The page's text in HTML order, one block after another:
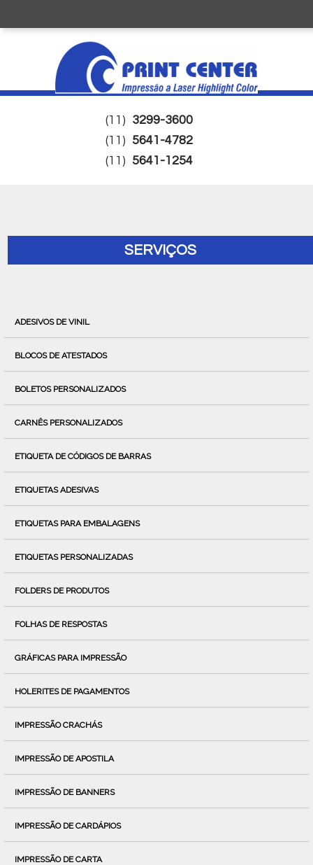
(11) 3299-3600
(11) 5641-4782
(11) 5641-1254
SERVIÇOS
ADESIVOS DE VINIL
BLOCOS DE ATESTADOS
BOLETOS PERSONALIZADOS
CARNÊS PERSONALIZADOS
ETIQUETA DE CÓDIGOS DE BARRAS
ETIQUETAS ADESIVAS
ETIQUETAS PARA EMBALAGENS
ETIQUETAS PERSONALIZADAS
FOLDERS DE PRODUTOS
FOLHAS DE RESPOSTAS
GRÁFICAS PARA IMPRESSÃO
HOLERITES DE PAGAMENTOS
IMPRESSÃO CRACHÁS
IMPRESSÃO DE APOSTILA
IMPRESSÃO DE BANNERS
IMPRESSÃO DE CARDÁPIOS
IMPRESSÃO DE CARTA